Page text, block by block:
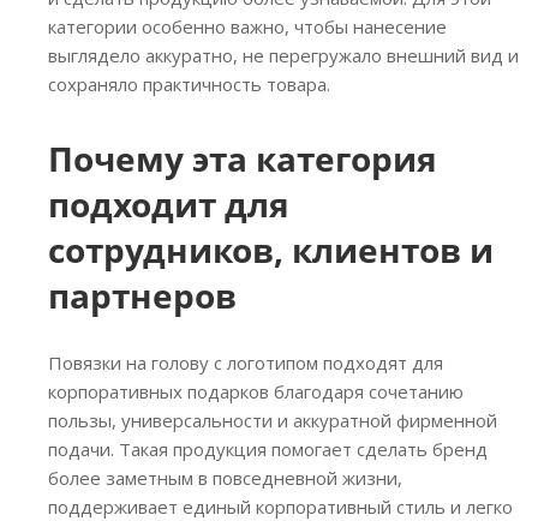
категории особенно важно, чтобы нанесение
выглядело аккуратно, не перегружало внешний вид и
сохраняло практичность товара.
Почему эта категория
подходит для
сотрудников, клиентов и
партнеров
Повязки на голову с логотипом подходят для
корпоративных подарков благодаря сочетанию
пользы, универсальности и аккуратной фирменной
подачи. Такая продукция помогает сделать бренд
более заметным в повседневной жизни,
поддерживает единый корпоративный стиль и легко